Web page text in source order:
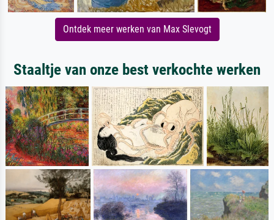
Ontdek meer werken van Max Slevogt
Staaltje van onze best verkochte werken